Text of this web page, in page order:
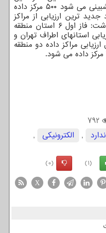
مراکز داده در کشور است اما پیشبینی می شود ۵۰۰ مرکز داده
ترین ارزیابی از مراکز
داده دستگاههای دولتی اظهار داشت: فاز اول ۶ استان منطقه
استانهای اطراف تهران و
مراکز داده دو منطقه
792
, الكترونیكی ,
(1)
(0)
X